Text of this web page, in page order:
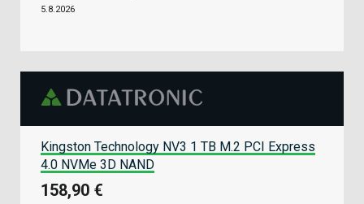
5.8.2026
Kingston Technology NV3 1 TB M.2 PCI Express
4.0 NVMe 3D NAND
158,90 €